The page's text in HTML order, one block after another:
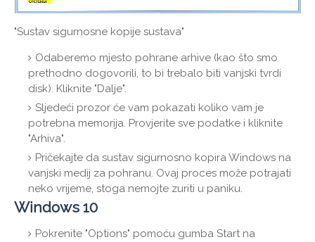
"Sustav sigurnosne kopije sustava"
Odaberemo mjesto pohrane arhive (kao što smo
prethodno dogovorili, to bi trebalo biti vanjski tvrdi
disk). Kliknite "Dalje".
Sljedeći prozor će vam pokazati koliko vam je
potrebna memorija. Provjerite sve podatke i kliknite
"Arhiva".
Pričekajte da sustav sigurnosno kopira Windows na
vanjski medij za pohranu. Ovaj proces može potrajati
neko vrijeme, stoga nemojte zuriti u paniku.
Windows 10
Pokrenite "Options" pomoću gumba Start na